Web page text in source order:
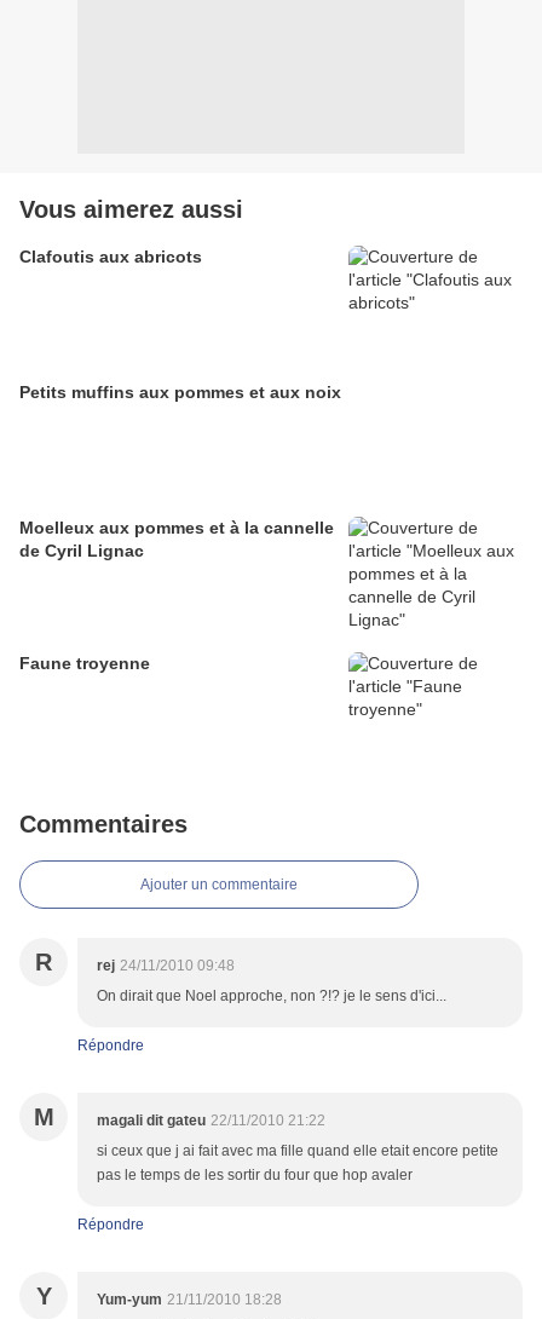
Vous aimerez aussi
Clafoutis aux abricots
Petits muffins aux pommes et aux noix
Moelleux aux pommes et à la cannelle
de Cyril Lignac
Faune troyenne
Commentaires
Ajouter un commentaire
R rej 24/11/2010 09:48
On dirait que Noel approche, non ?!? je le sens d'ici...
Répondre
M magali dit gateu 22/11/2010 21:22
si ceux que j ai fait avec ma fille quand elle etait encore petite
pas le temps de les sortir du four que hop avaler
Répondre
Y Yum-yum 21/11/2010 18:28